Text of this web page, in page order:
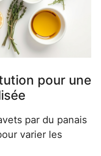
pour une
par du panais
varier les